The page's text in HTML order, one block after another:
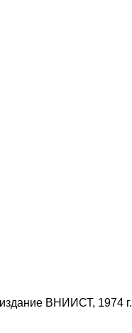
ВНИИСТ, 1974 г.